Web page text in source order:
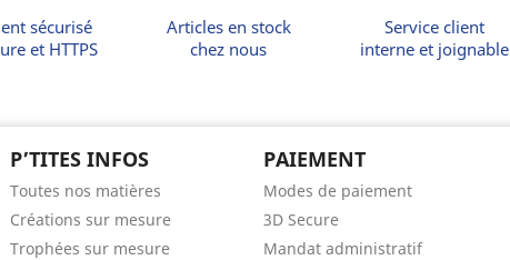
sécurisé
et HTTPS
Articles en stock
chez nous
Service client
interne et joignable
P’TITES INFOS
Toutes nos matières
Créations sur mesure
Trophées sur mesure
PAIEMENT
Modes de paiement
3D Secure
Mandat administratif